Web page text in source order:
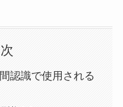
認識で使用される